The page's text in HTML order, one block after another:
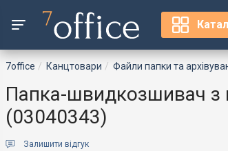
7office Канцтовари Файли папки та
Папка-швидкозшивач з
(03040343)
Залишити відгук